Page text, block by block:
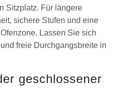
Sitzplatz. Für längere
sichere Stufen und eine
Lassen Sie sich
freie Durchgangsbreite in
geschlossener